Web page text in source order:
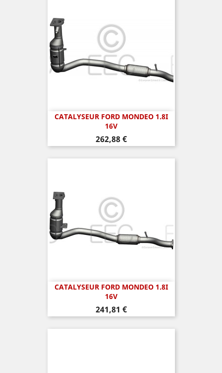
CATALYSEUR FORD MONDEO 1.8I
16V
Prix
262,88 €
CATALYSEUR FORD MONDEO 1.8I
16V
Prix
241,81 €